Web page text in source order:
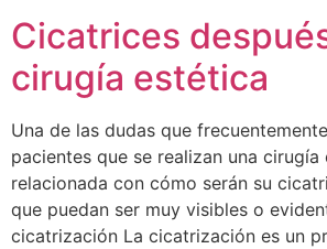
Cicatrices
cirugía estética
Una de las dudas que
pacientes que se realizan una cirugía
relacionada con cómo serán su
que puedan ser muy visibles o
cicatrización La cicatrización es un